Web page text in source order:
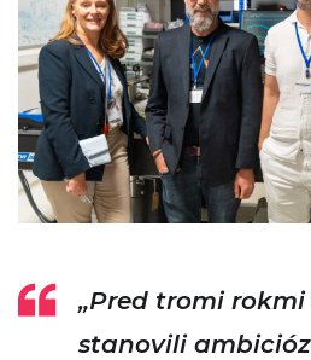
„Pred tromi rokmi
stanovili